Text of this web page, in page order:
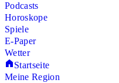
Podcasts
Horoskope
Spiele
E-Paper
Wetter
Startseite
Meine Region